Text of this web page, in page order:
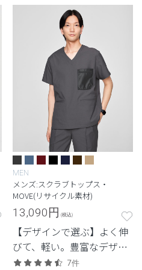
MEN
メンズ:スクラブトップス・
MOVE(リサイクル素材)
13,090円 (税込)
【デザインで選ぶ】よく伸
びて、軽い。豊富なデザイ
ンから選べる、動きやすさ
7件